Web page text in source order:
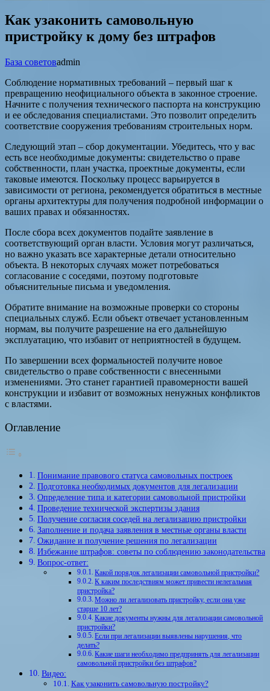
Как узаконить самовольную
пристройку к дому без штрафов
База советовadmin
Соблюдение нормативных требований – первый шаг к
превращению неофициального объекта в законное строение.
Начните с получения технического паспорта на конструкцию
и ее обследования специалистами. Это позволит определить
соответствие сооружения требованиям строительных норм.
Следующий этап – сбор документации. Убедитесь, что у вас
есть все необходимые документы: свидетельство о праве
собственности, план участка, проектные документы, если
таковые имеются. Поскольку процесс варьируется в
зависимости от региона, рекомендуется обратиться в местные
органы архитектуры для получения подробной информации о
ваших правах и обязанностях.
После сбора всех документов подайте заявление в
соответствующий орган власти. Условия могут различаться,
но важно указать все характерные детали относительно
объекта. В некоторых случаях может потребоваться
согласование с соседями, поэтому подготовьте
объяснительные письма и уведомления.
Обратите внимание на возможные проверки со стороны
специальных служб. Если объект отвечает установленным
нормам, вы получите разрешение на его дальнейшую
эксплуатацию, что избавит от неприятностей в будущем.
По завершении всех формальностей получите новое
свидетельство о праве собственности с внесенными
изменениями. Это станет гарантией правомерности вашей
конструкции и избавит от возможных ненужных конфликтов
с властями.
Оглавление
Понимание правового статуса самовольных построек
Подготовка необходимых документов для легализации
Определение типа и категории самовольной пристройки
Проведение технической экспертизы здания
Получение согласия соседей на легализацию пристройки
Заполнение и подача заявления в местные органы власти
Ожидание и получение решения по легализации
Избежание штрафов: советы по соблюдению законодательства
Вопрос-ответ:
Какой порядок легализации самовольной пристройки?
К каким последствиям может привести нелегальная
пристройка?
Можно ли легализовать пристройку, если она уже
старше 10 лет?
Какие документы нужны для легализации самовольной
пристройки?
Если при легализации выявлены нарушения, что
делать?
Какие шаги необходимо предпринять для легализации
самовольной пристройки без штрафов?
Видео:
Как узаконить самовольную постройку?